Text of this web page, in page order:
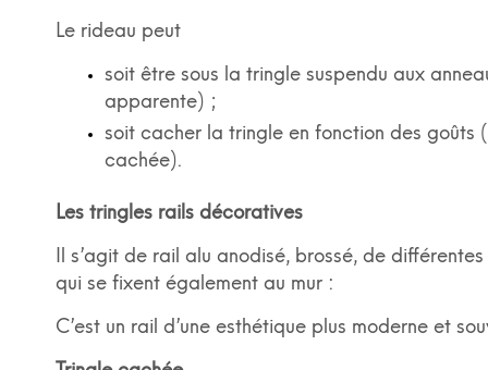
Le rideau peut
soit être sous la tringle suspendu aux
apparente) ;
soit cacher la tringle en fonction des goûts
cachée).
Les tringles rails décoratives
Il s’agit de rail alu anodisé, brossé, de
qui se fixent également au mur :
C’est un rail d’une esthétique plus moderne et